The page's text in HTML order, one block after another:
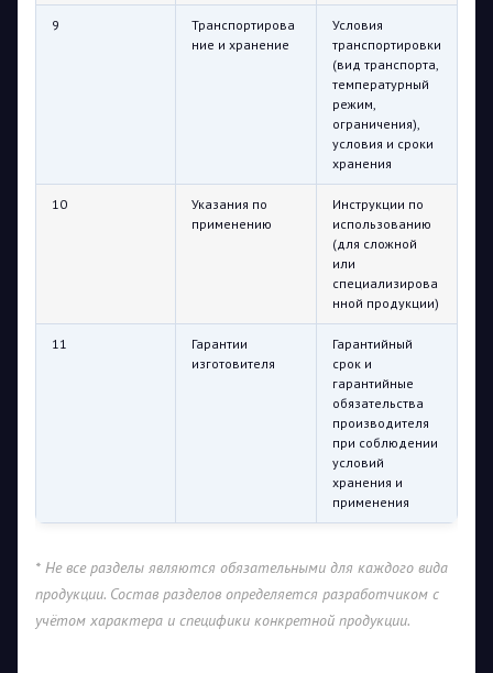
9
Транспортирова
ние и хранение
Условия
транспортировки
(вид транспорта,
температурный
режим,
ограничения),
условия и сроки
хранения
10
Указания по
применению
Инструкции по
использованию
(для сложной
или
специализирова
нной продукции)
11
Гарантии
изготовителя
Гарантийный
срок и
гарантийные
обязательства
производителя
при соблюдении
условий
хранения и
применения
* Не все разделы являются обязательными для каждого вида
продукции. Состав разделов определяется разработчиком с
учётом характера и специфики конкретной продукции.